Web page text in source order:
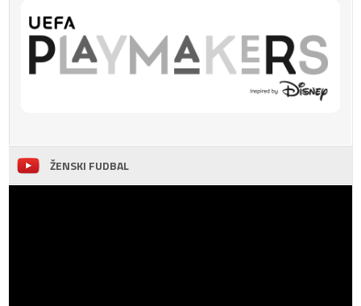
ŽENSKI FUDBAL